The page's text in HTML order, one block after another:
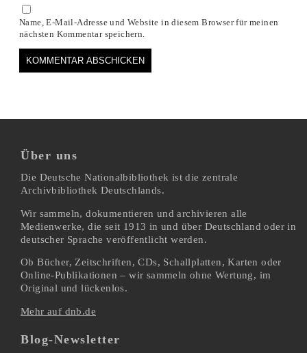
Name, E-Mail-Adresse und Website in diesem Browser für meinen
nächsten Kommentar speichern.
Über uns
Die Deutsche Nationalbibliothek ist die zentrale
Archivbibliothek Deutschlands.
Wir sammeln, dokumentieren und archivieren alle
Medienwerke, die seit 1913 in und über Deutschland oder in
deutscher Sprache veröffentlicht werden.
Ob Bücher, Zeitschriften, CDs, Schallplatten, Karten oder
Online-Publikationen – wir sammeln ohne Wertung, im
Original und lückenlos.
Mehr auf dnb.de
Blog-Newsletter